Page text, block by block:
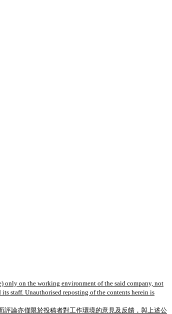
only on the working environment of the said company, not
staff. Unauthorised reposting of the contents herein is
論亦僅限於投稿者對工作環境的意見及反饋，與上述公